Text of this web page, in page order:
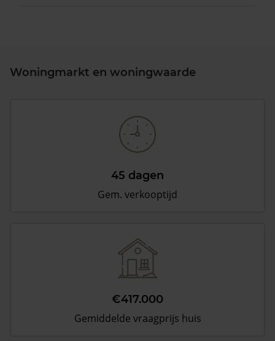
Woningmarkt en woningwaarde
45 dagen
Gem. verkooptijd
€417.000
Gemiddelde vraagprijs huis